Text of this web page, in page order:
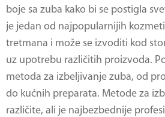
boje sa zuba kako bi se postigla
je jedan od najpopularnijih
tretmana i može se izvoditi kod
uz upotrebu različitih proizvoda.
metoda za izbeljivanje zuba, od
do kućnih preparata. Metode za
različite, ali je najbezbednije